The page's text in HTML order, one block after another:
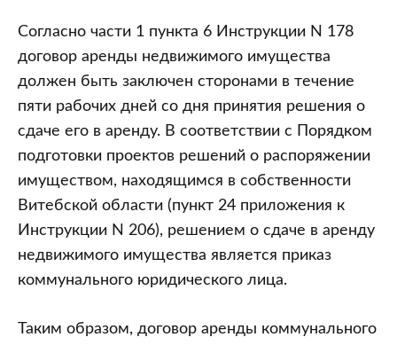
Согласно части 1 пункта 6 Инструкции N 178
договор аренды недвижимого имущества
должен быть заключен сторонами в течение
пяти рабочих дней со дня принятия решения о
сдаче его в аренду. В соответствии с Порядком
подготовки проектов решений о распоряжении
имуществом, находящимся в собственности
Витебской области (пункт 24 приложения к
Инструкции N 206), решением о сдаче в аренду
недвижимого имущества является приказ
коммунального юридического лица.
Таким образом, договор аренды коммунального